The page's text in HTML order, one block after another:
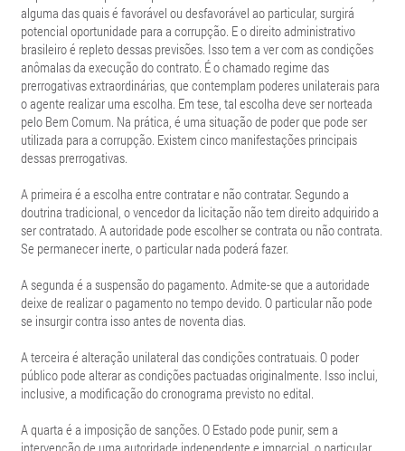
alguma das quais é favorável ou desfavorável ao particular, surgirá
potencial oportunidade para a corrupção. E o direito administrativo
brasileiro é repleto dessas previsões. Isso tem a ver com as condições
anômalas da execução do contrato. É o chamado regime das
prerrogativas extraordinárias, que contemplam poderes unilaterais para
o agente realizar uma escolha. Em tese, tal escolha deve ser norteada
pelo Bem Comum. Na prática, é uma situação de poder que pode ser
utilizada para a corrupção. Existem cinco manifestações principais
dessas prerrogativas.
A primeira é a escolha entre contratar e não contratar. Segundo a
doutrina tradicional, o vencedor da licitação não tem direito adquirido a
ser contratado. A autoridade pode escolher se contrata ou não contrata.
Se permanecer inerte, o particular nada poderá fazer.
A segunda é a suspensão do pagamento. Admite-se que a autoridade
deixe de realizar o pagamento no tempo devido. O particular não pode
se insurgir contra isso antes de noventa dias.
A terceira é alteração unilateral das condições contratuais. O poder
público pode alterar as condições pactuadas originalmente. Isso inclui,
inclusive, a modificação do cronograma previsto no edital.
A quarta é a imposição de sanções. O Estado pode punir, sem a
intervenção de uma autoridade independente e imparcial, o particular